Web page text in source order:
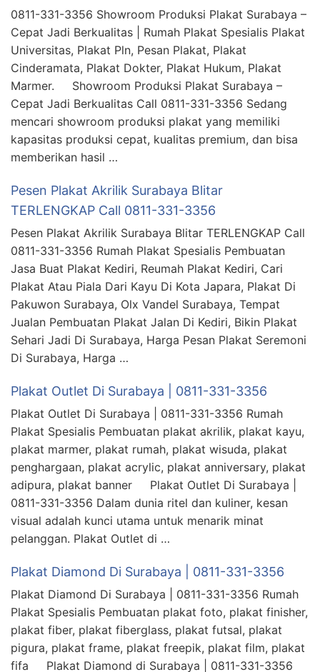
0811-331-3356 Showroom Produksi Plakat Surabaya –
Cepat Jadi Berkualitas | Rumah Plakat Spesialis Plakat
Universitas, Plakat Pln, Pesan Plakat, Plakat
Cinderamata, Plakat Dokter, Plakat Hukum, Plakat
Marmer. Showroom Produksi Plakat Surabaya –
Cepat Jadi Berkualitas Call 0811-331-3356 Sedang
mencari showroom produksi plakat yang memiliki
kapasitas produksi cepat, kualitas premium, dan bisa
memberikan hasil …
Pesen Plakat Akrilik Surabaya Blitar
TERLENGKAP Call 0811-331-3356
Pesen Plakat Akrilik Surabaya Blitar TERLENGKAP Call
0811-331-3356 Rumah Plakat Spesialis Pembuatan
Jasa Buat Plakat Kediri, Reumah Plakat Kediri, Cari
Plakat Atau Piala Dari Kayu Di Kota Japara, Plakat Di
Pakuwon Surabaya, Olx Vandel Surabaya, Tempat
Jualan Pembuatan Plakat Jalan Di Kediri, Bikin Plakat
Sehari Jadi Di Surabaya, Harga Pesan Plakat Seremoni
Di Surabaya, Harga …
Plakat Outlet Di Surabaya | 0811-331-3356
Plakat Outlet Di Surabaya | 0811-331-3356 Rumah
Plakat Spesialis Pembuatan plakat akrilik, plakat kayu,
plakat marmer, plakat rumah, plakat wisuda, plakat
penghargaan, plakat acrylic, plakat anniversary, plakat
adipura, plakat banner Plakat Outlet Di Surabaya |
0811-331-3356 Dalam dunia ritel dan kuliner, kesan
visual adalah kunci utama untuk menarik minat
pelanggan. Plakat Outlet di …
Plakat Diamond Di Surabaya | 0811-331-3356
Plakat Diamond Di Surabaya | 0811-331-3356 Rumah
Plakat Spesialis Pembuatan plakat foto, plakat finisher,
plakat fiber, plakat fiberglass, plakat futsal, plakat
pigura, plakat frame, plakat freepik, plakat film, plakat
fifa Plakat Diamond di Surabaya | 0811-331-3356